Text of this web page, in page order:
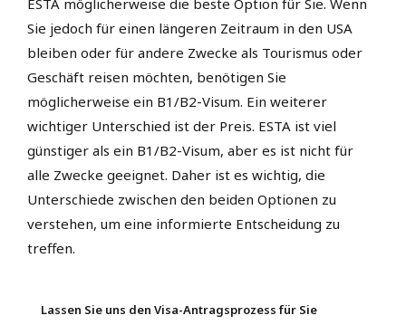
ESTA möglicherweise die beste Option für Sie. Wenn
Sie jedoch für einen längeren Zeitraum in den USA
bleiben oder für andere Zwecke als Tourismus oder
Geschäft reisen möchten, benötigen Sie
möglicherweise ein B1/B2-Visum. Ein weiterer
wichtiger Unterschied ist der Preis. ESTA ist viel
günstiger als ein B1/B2-Visum, aber es ist nicht für
alle Zwecke geeignet. Daher ist es wichtig, die
Unterschiede zwischen den beiden Optionen zu
verstehen, um eine informierte Entscheidung zu
treffen.
Lassen Sie uns den Visa-Antragsprozess für Sie